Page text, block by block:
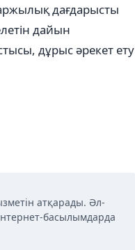
дағдарысты
дайын
дұрыс әрекет ету
атқарады. Әл-
басылымдарда